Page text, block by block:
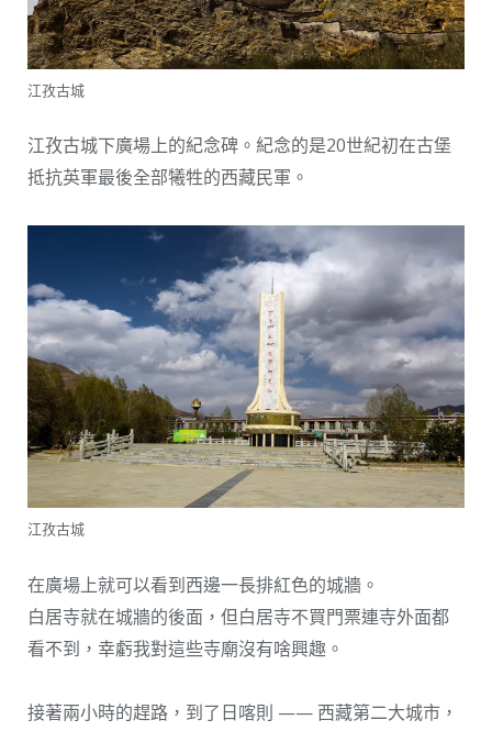
江孜古城
江孜古城下廣場上的紀念碑。紀念的是20世紀初在古堡
抵抗英軍最後全部犧牲的西藏民軍。
江孜古城
在廣場上就可以看到西邊一長排紅色的城牆。
白居寺就在城牆的後面，但白居寺不買門票連寺外面都
看不到，幸虧我對這些寺廟沒有啥興趣。
接著兩小時的趕路，到了日喀則 —— 西藏第二大城市，